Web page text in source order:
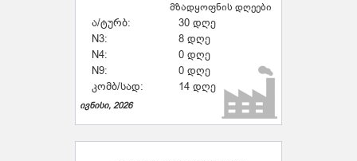
მზადყოფნის დღეები
ა/ტურბ:
30 დღე
N3:
8 დღე
N4:
0 დღე
N9:
0 დღე
კომბ/სად:
14 დღე
ივნისი, 2026